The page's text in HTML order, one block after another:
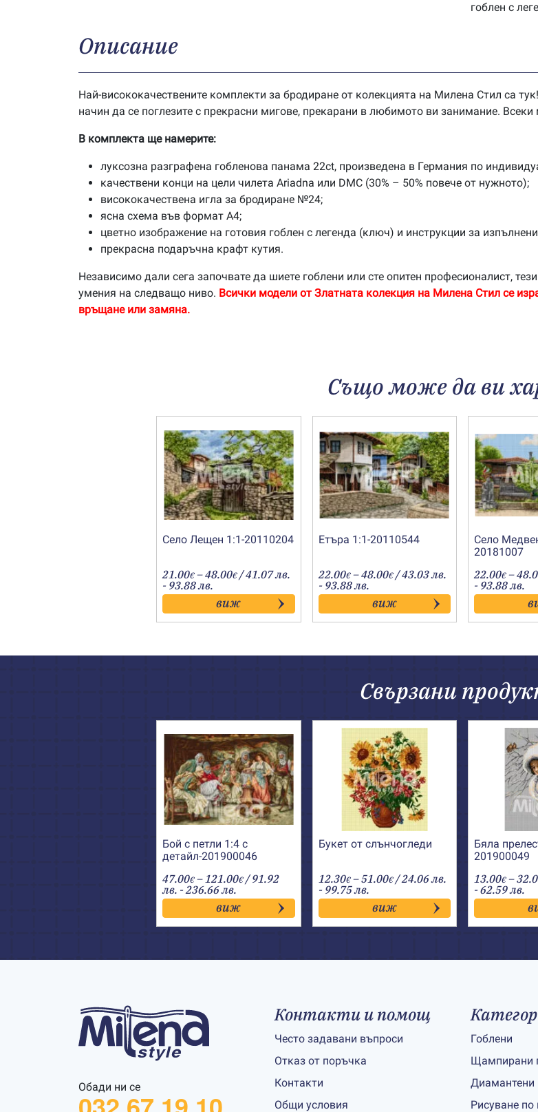
гоблен с
Описание
Най-висококачествените комплекти за бродиране от колекцията на Милена Стил са
начин да се поглезите с прекрасни мигове, прекарани в любимото ви занимание.
В комплекта ще намерите:
луксозна разграфена гобленова панама 22ct, произведена в Германия по
качествени конци на цели чилета Ariadna или DMC (30% – 50% повече от нужното);
висококачествена игла за бродиране №24;
ясна схема във формат А4;
цветно изображение на готовия гоблен с легенда (ключ) и инструкции за
прекрасна подаръчна крафт кутия.
Независимо дали сега започвате да шиете гоблени или сте опитен професионалист,
умения на следващо ниво. Всички модели от Златната колекция на Милена Стил се
връщане или замяна.
Също може да ви
Село Лещен 1:1-20110204
21.00€ –48.00€Price
range:
21.00€
through
48.00€
/ 41.07 лв.
- 93.88 лв.
виж
Етъра 1:1-20110544
22.00€ –48.00€Price
range:
22.00€
through
48.00€
/ 43.03 лв.
- 93.88 лв.
виж
Село
20181007
22.00€ –
- 93.88 лв.
Свързани
Бой с петли 1:4 с
детайл-201900046
47.00€ –121.00€Price
range:
47.00€
through
121.00€
/ 91.92
лв. - 236.66 лв.
виж
Букет от слънчогледи
12.30€ –51.00€Price
range:
12.30€
through
51.00€
/ 24.06 лв.
- 99.75 лв.
виж
Бяла
201900049
13.00€ –
- 62.59 лв.
Обади ни се
Контакти и помощ
Често задавани въпроси
Отказ от поръчка
Контакти
Общи условия
Гоблени
Щампирани
Диамантени
Рисуване по